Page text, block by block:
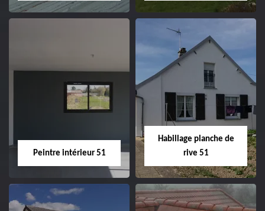
51
Nettoyage et
ravalement de
façade 51
Peintre intérieur 51
Habillage planche de
rive 51